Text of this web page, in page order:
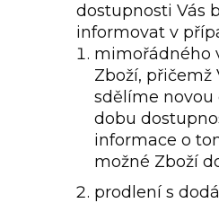
dostupnosti Vás
informovat v
mimořádného
Zboží, přičemž
sdělíme novou
dobu
informace o
možné Zboží
prodlení s